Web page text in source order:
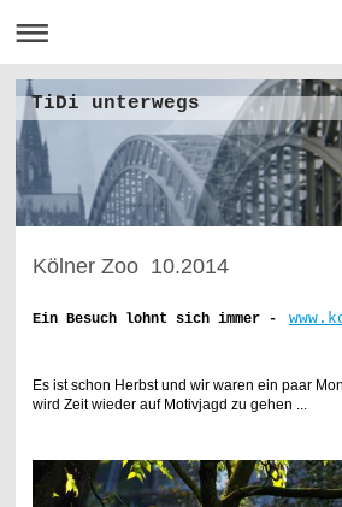
TiDi unterwegs
Kölner Zoo 10.2014
Ein Besuch lohnt sich immer -
Es ist schon Herbst und wir waren ein paar
wird Zeit wieder auf Motivjagd zu gehen ...